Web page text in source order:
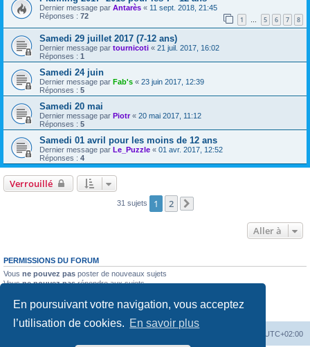
En poursuivant votre navigation, vous acceptez
l’utilisation de cookies. En savoir plus
Dernier message par Antarès « 11 sept. 2018, 21:45
Réponses : 72 1 … 5 6 7 8
Samedi 29 juillet 2017 (7-12 ans)
Dernier message par tournicoti « 21 juil. 2017, 16:02
Réponses : 1
Samedi 24 juin
Dernier message par Fab's « 23 juin 2017, 12:39
Réponses : 5
Samedi 20 mai
Dernier message par Piotr« 20 mai 2017, 11:12
Réponses : 5
Samedi 01 avril pour les moins de 12 ans
Dernier message par Le_Puzzle « 01 avr. 2017, 12:52
Réponses : 4
Verrouillé
31 sujets 1 2
Aller à
PERMISSIONS DU FORUM
Vous ne pouvez pas poster de nouveaux sujets
Vousne pouvez pasrépondre aux sujets
Vousne pouvez passupprimer vos messages
ne pouvez pas joindre des fichiers
UTC+02:00